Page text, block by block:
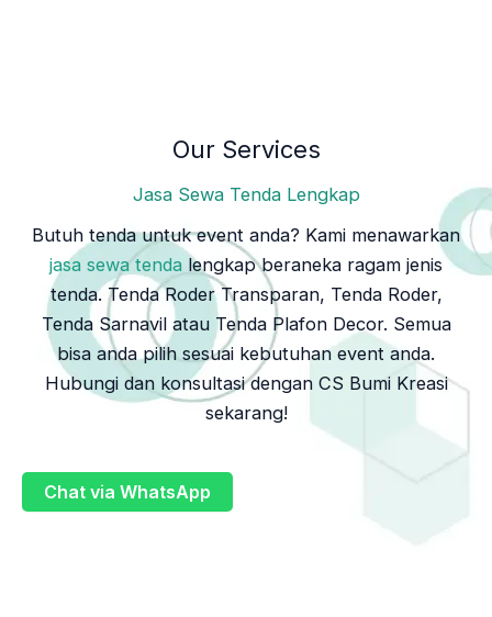
Our Services
Jasa Sewa Tenda Lengkap
Butuh tenda untuk event anda? Kami menawarkan
jasa sewa tenda lengkap beraneka ragam jenis
tenda. Tenda Roder Transparan, Tenda Roder,
Tenda Sarnavil atau Tenda Plafon Decor. Semua
bisa anda pilih sesuai kebutuhan event anda.
Hubungi dan konsultasi dengan CS Bumi Kreasi
sekarang!
Chat via WhatsApp